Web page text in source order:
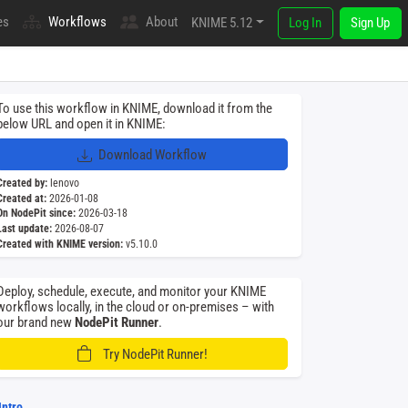
Workflows About KNIME 5.12 Log In Sign Up
use this workflow in KNIME, download it from the
URL and open it in KNIME:
Download Workflow
by: lenovo
at: 2026-01-08
NodePit since: 2026-03-18
update: 2026-08-07
with KNIME version: v5.10.0
schedule, execute, and monitor your KNIME
locally, in the cloud or on-premises – with
brand new NodePit Runner.
Try NodePit Runner!